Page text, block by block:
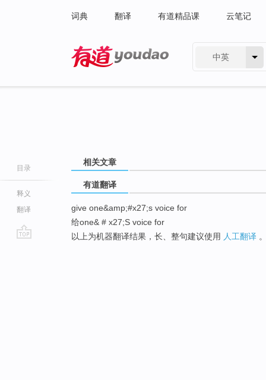
词典 翻译 有道精品课 云笔记
中英
目录
释义
翻译
相关文章
有道翻译
give one&amp;#x27;s voice for
给one& # x27;S voice for
以上为机器翻译结果，长、整句建议使用 人工翻译